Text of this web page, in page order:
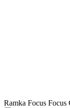
Ramka Focus